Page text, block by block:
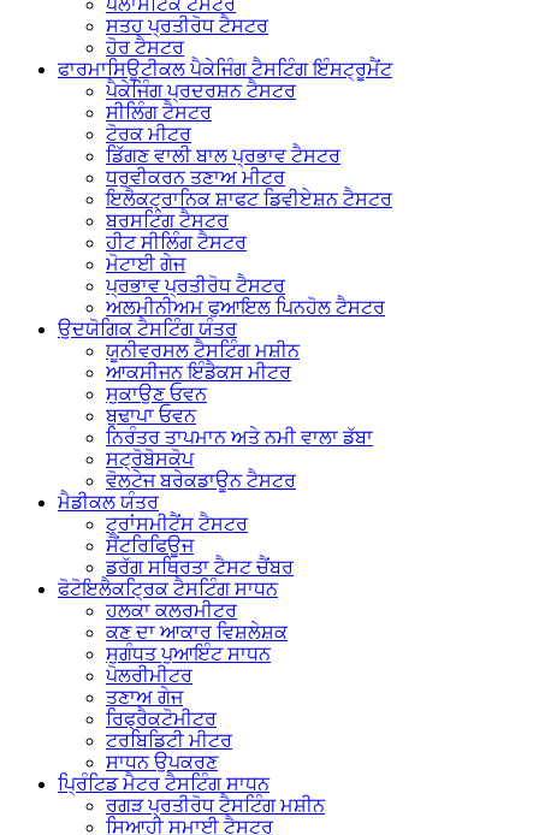
ਸਤਹ ਪ੍ਰਤੀਰੋਧ ਟੈਸਟਰ
ਹੋਰ ਟੈਸਟਰ
ਫਾਰਮਾਸਿਊਟੀਕਲ ਪੈਕੇਜਿੰਗ ਟੈਸਟਿੰਗ ਇੰਸਟ੍ਰੂਮੈਂਟ
ਪੈਕੇਜਿੰਗ ਪ੍ਰਦਰਸ਼ਨ ਟੈਸਟਰ
ਸੀਲਿੰਗ ਟੈਸਟਰ
ਟੋਰਕ ਮੀਟਰ
ਡਿੱਗਣ ਵਾਲੀ ਬਾਲ ਪ੍ਰਭਾਵ ਟੈਸਟਰ
ਧਰੁਵੀਕਰਨ ਤਣਾਅ ਮੀਟਰ
ਇਲੈਕਟ੍ਰਾਨਿਕ ਸ਼ਾਫਟ ਡਿਵੀਏਸ਼ਨ ਟੈਸਟਰ
ਬਰਸਟਿੰਗ ਟੈਸਟਰ
ਹੀਟ ਸੀਲਿੰਗ ਟੈਸਟਰ
ਮੋਟਾਈ ਗੇਜ
ਪ੍ਰਭਾਵ ਪ੍ਰਤੀਰੋਧ ਟੈਸਟਰ
ਅਲਮੀਨੀਅਮ ਫੁਆਇਲ ਪਿਨਹੋਲ ਟੈਸਟਰ
ਉਦਯੋਗਿਕ ਟੈਸਟਿੰਗ ਯੰਤਰ
ਯੂਨੀਵਰਸਲ ਟੈਸਟਿੰਗ ਮਸ਼ੀਨ
ਆਕਸੀਜਨ ਇੰਡੈਕਸ ਮੀਟਰ
ਸੁਕਾਉਣ ਓਵਨ
ਬੁਢਾਪਾ ਓਵਨ
ਨਿਰੰਤਰ ਤਾਪਮਾਨ ਅਤੇ ਨਮੀ ਵਾਲਾ ਡੱਬਾ
ਸਟ੍ਰੋਬੋਸਕੋਪ
ਵੋਲਟੇਜ ਬਰੇਕਡਾਊਨ ਟੈਸਟਰ
ਮੈਡੀਕਲ ਯੰਤਰ
ਟ੍ਰਾਂਸਮੀਟੈਂਸ ਟੈਸਟਰ
ਸੈਂਟਰਿਫਿਊਜ
ਡਰੱਗ ਸਥਿਰਤਾ ਟੈਸਟ ਚੈਂਬਰ
ਫੋਟੋਇਲੈਕਟ੍ਰਿਕ ਟੈਸਟਿੰਗ ਸਾਧਨ
ਹਲਕਾ ਕਲਰਮੀਟਰ
ਕਣ ਦਾ ਆਕਾਰ ਵਿਸ਼ਲੇਸ਼ਕ
ਸੁਗੰਧਤ ਪੁਆਇੰਟ ਸਾਧਨ
ਪੋਲਰੀਮੀਟਰ
ਤਣਾਅ ਗੇਜ
ਰਿਫ੍ਰੈਕਟੋਮੀਟਰ
ਟਰਬਿਡਿਟੀ ਮੀਟਰ
ਸਾਧਨ ਉਪਕਰਣ
ਪ੍ਰਿੰਟਿਡ ਮੈਟਰ ਟੈਸਟਿੰਗ ਸਾਧਨ
ਰਗੜ ਪ੍ਰਤੀਰੋਧ ਟੈਸਟਿੰਗ ਮਸ਼ੀਨ
ਸਿਆਹੀ ਸਮਾਈ ਟੈਸਟਰ